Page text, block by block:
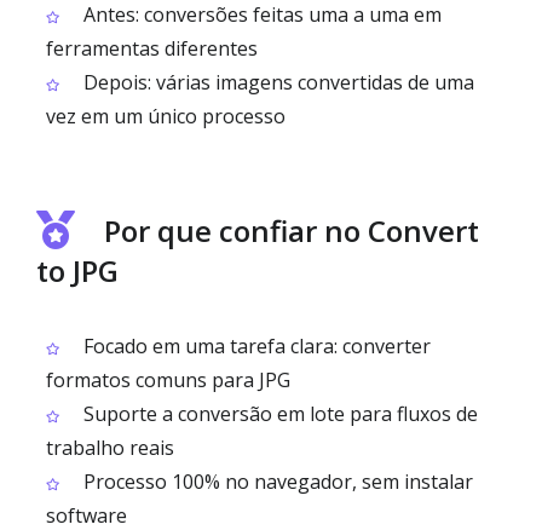
Antes: conversões feitas uma a uma em
ferramentas diferentes
Depois: várias imagens convertidas de uma
vez em um único processo
Por que confiar no Convert
to JPG
Focado em uma tarefa clara: converter
formatos comuns para JPG
Suporte a conversão em lote para fluxos de
trabalho reais
Processo 100% no navegador, sem instalar
software